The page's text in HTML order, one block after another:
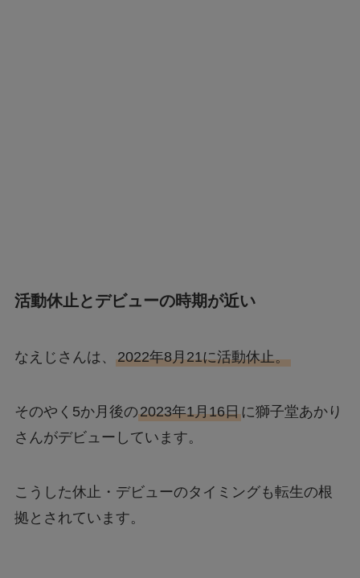
活動休止とデビューの時期が近い
なえじさんは、 2022年8月21に活動休止。
そのやく5か月後の2023年1月16日に獅子堂あかり
さんがデビューしています。
こうした休止・デビューのタイミングも転生の根
拠とされています。